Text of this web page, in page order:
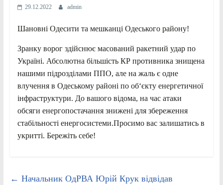
29.12.2022 admin
Шановні Одесити та мешканці Одеського району!
Зранку ворог здійснює масований ракетний удар по
Україні. Абсолютна більшість КР противника знищена
нашими підрозділами ППО, але на жаль є одне
влучення в Одеському районі по об‘єкту енергетичної
інфраструктури. До вашого відома, на час атаки
обсяги енергопостачання знижені для збереження
стабільності енергосистеми.Просимо вас залишатись в
укритті. Бережіть себе!
← Начальник ОдРВА Юрій Крук відвідав